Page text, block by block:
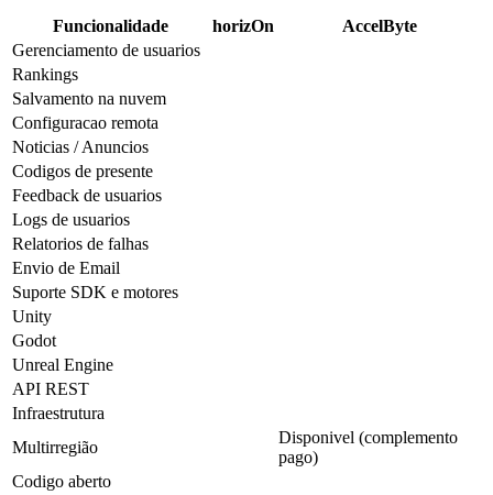
Funcionalidade horizOn
AccelByte
Gerenciamento de usuarios
Rankings
Salvamento na nuvem
Configuracao remota
Noticias / Anuncios
Codigos de presente
Feedback de usuarios
Logs de usuarios
Relatorios de falhas
Envio de Email
Suporte SDK e motores
Unity
Godot
Unreal Engine
API REST
Infraestrutura
Multirregião
Disponivel (complemento
pago)
Codigo aberto